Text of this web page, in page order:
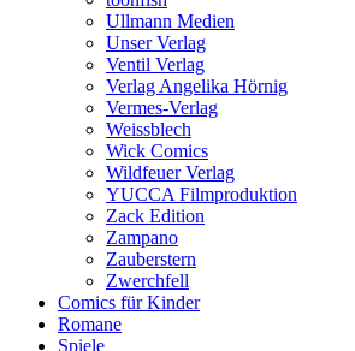
Ullmann Medien
Unser Verlag
Ventil Verlag
Verlag Angelika Hörnig
Vermes-Verlag
Weissblech
Wick Comics
Wildfeuer Verlag
YUCCA Filmproduktion
Zack Edition
Zampano
Zauberstern
Zwerchfell
Comics für Kinder
Romane
Spiele